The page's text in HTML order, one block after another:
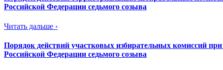
Российской Федерации седьмого созыва
Читать дальше ›
Порядок действий участковых избирательных комиссий
Российской Федерации седьмого созыва